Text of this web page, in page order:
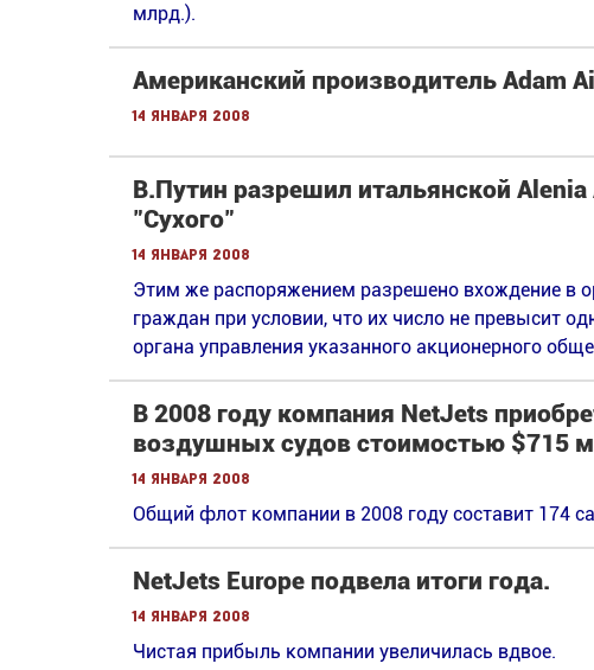
млрд.).
Американский производитель Adam
14 января 2008
В.Путин разрешил итальянской
"Сухого"
14 января 2008
Этим же распоряжением разрешено вхождение в
граждан при условии, что их число не превысит
органа управления указанного акционерного
В 2008 году компания NetJets
воздушных судов стоимостью $715
14 января 2008
Общий флот компании в 2008 году составит 174
NetJets Europe подвела итоги года.
14 января 2008
Чистая прибыль компании увеличилась вдвое.